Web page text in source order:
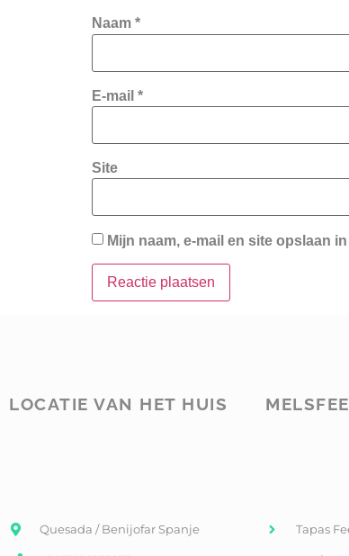
Naam *
E-mail *
Site
Mijn naam, e-mail en site opslaan
LOCATIE VAN HET HUIS
Quesada / Benijofar Spanje Tapas